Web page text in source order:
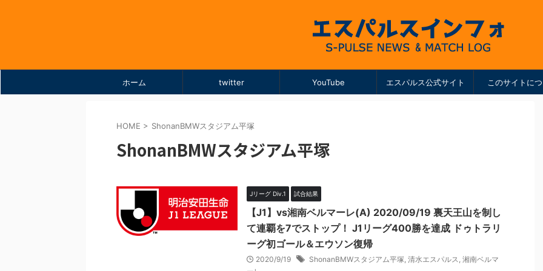
ホーム twitter YouTube エスパルス公式サイト このサイトに
HOME > ShonanBMWスタジアム平塚
ShonanBMWスタジアム平塚
Jリーグ Div.1 試合結果
【J1】vs湘南ベルマーレ(A) 2020/09/19 裏天王山を制し
て連覇を7でストップ！ J1リーグ400勝を達成 ドゥトラリ
ーグ初ゴール＆エウソン復帰
2020/9/19 ShonanBMWスタジアム平塚, 清水エスパルス, 湘南ベルマ